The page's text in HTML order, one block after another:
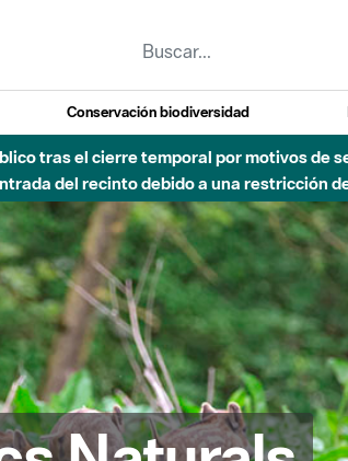
Conservación biodiversidad
tras el cierre temporal por motivos de
del recinto debido a una restricción